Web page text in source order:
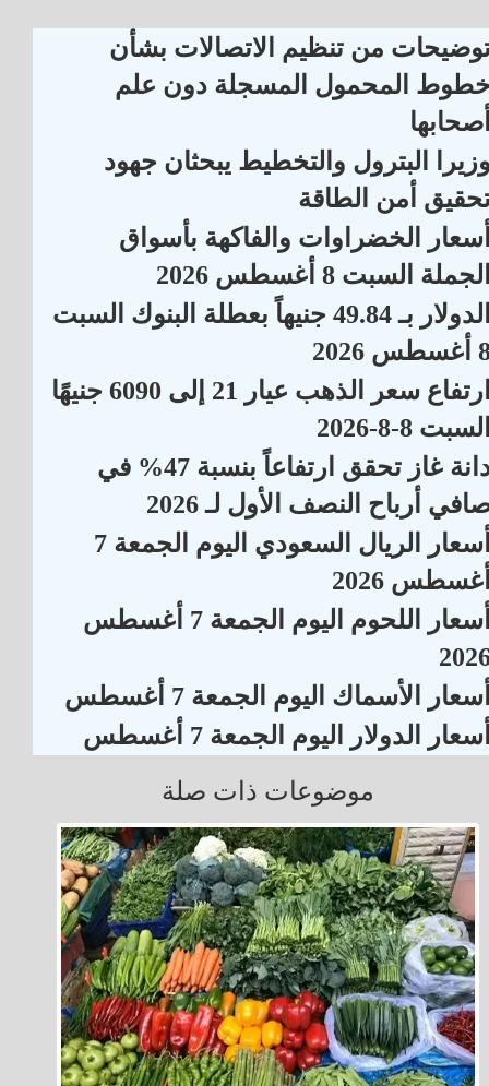
من تنظيم الاتصالات بشأن
المحمول المسجلة دون علم
البترول والتخطيط يبحثان جهود
أمن الطاقة
الخضراوات والفاكهة بأسواق
السبت 8 أغسطس 2026
الدولار بـ 49.84 جنيهاً بعطلة البنوك السبت
2026
ارتفاع سعر الذهب عيار 21 إلى 6090 جنيهًا
8-8-2026
دانة غاز تحقق ارتفاعاً بنسبة 47% في
أرباح النصف الأول لـ 2026
أسعار الريال السعودي اليوم الجمعة 7
2026
أسعار اللحوم اليوم الجمعة 7 أغسطس
الأسماك اليوم الجمعة 7 أغسطس
الدولار اليوم الجمعة 7 أغسطس
موضوعات ذات صلة